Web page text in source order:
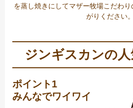
を蒸し焼きにしてマザー牧場こだわ
がりください。
ジンギスカンの
ポイント1
みんなでワイワイ